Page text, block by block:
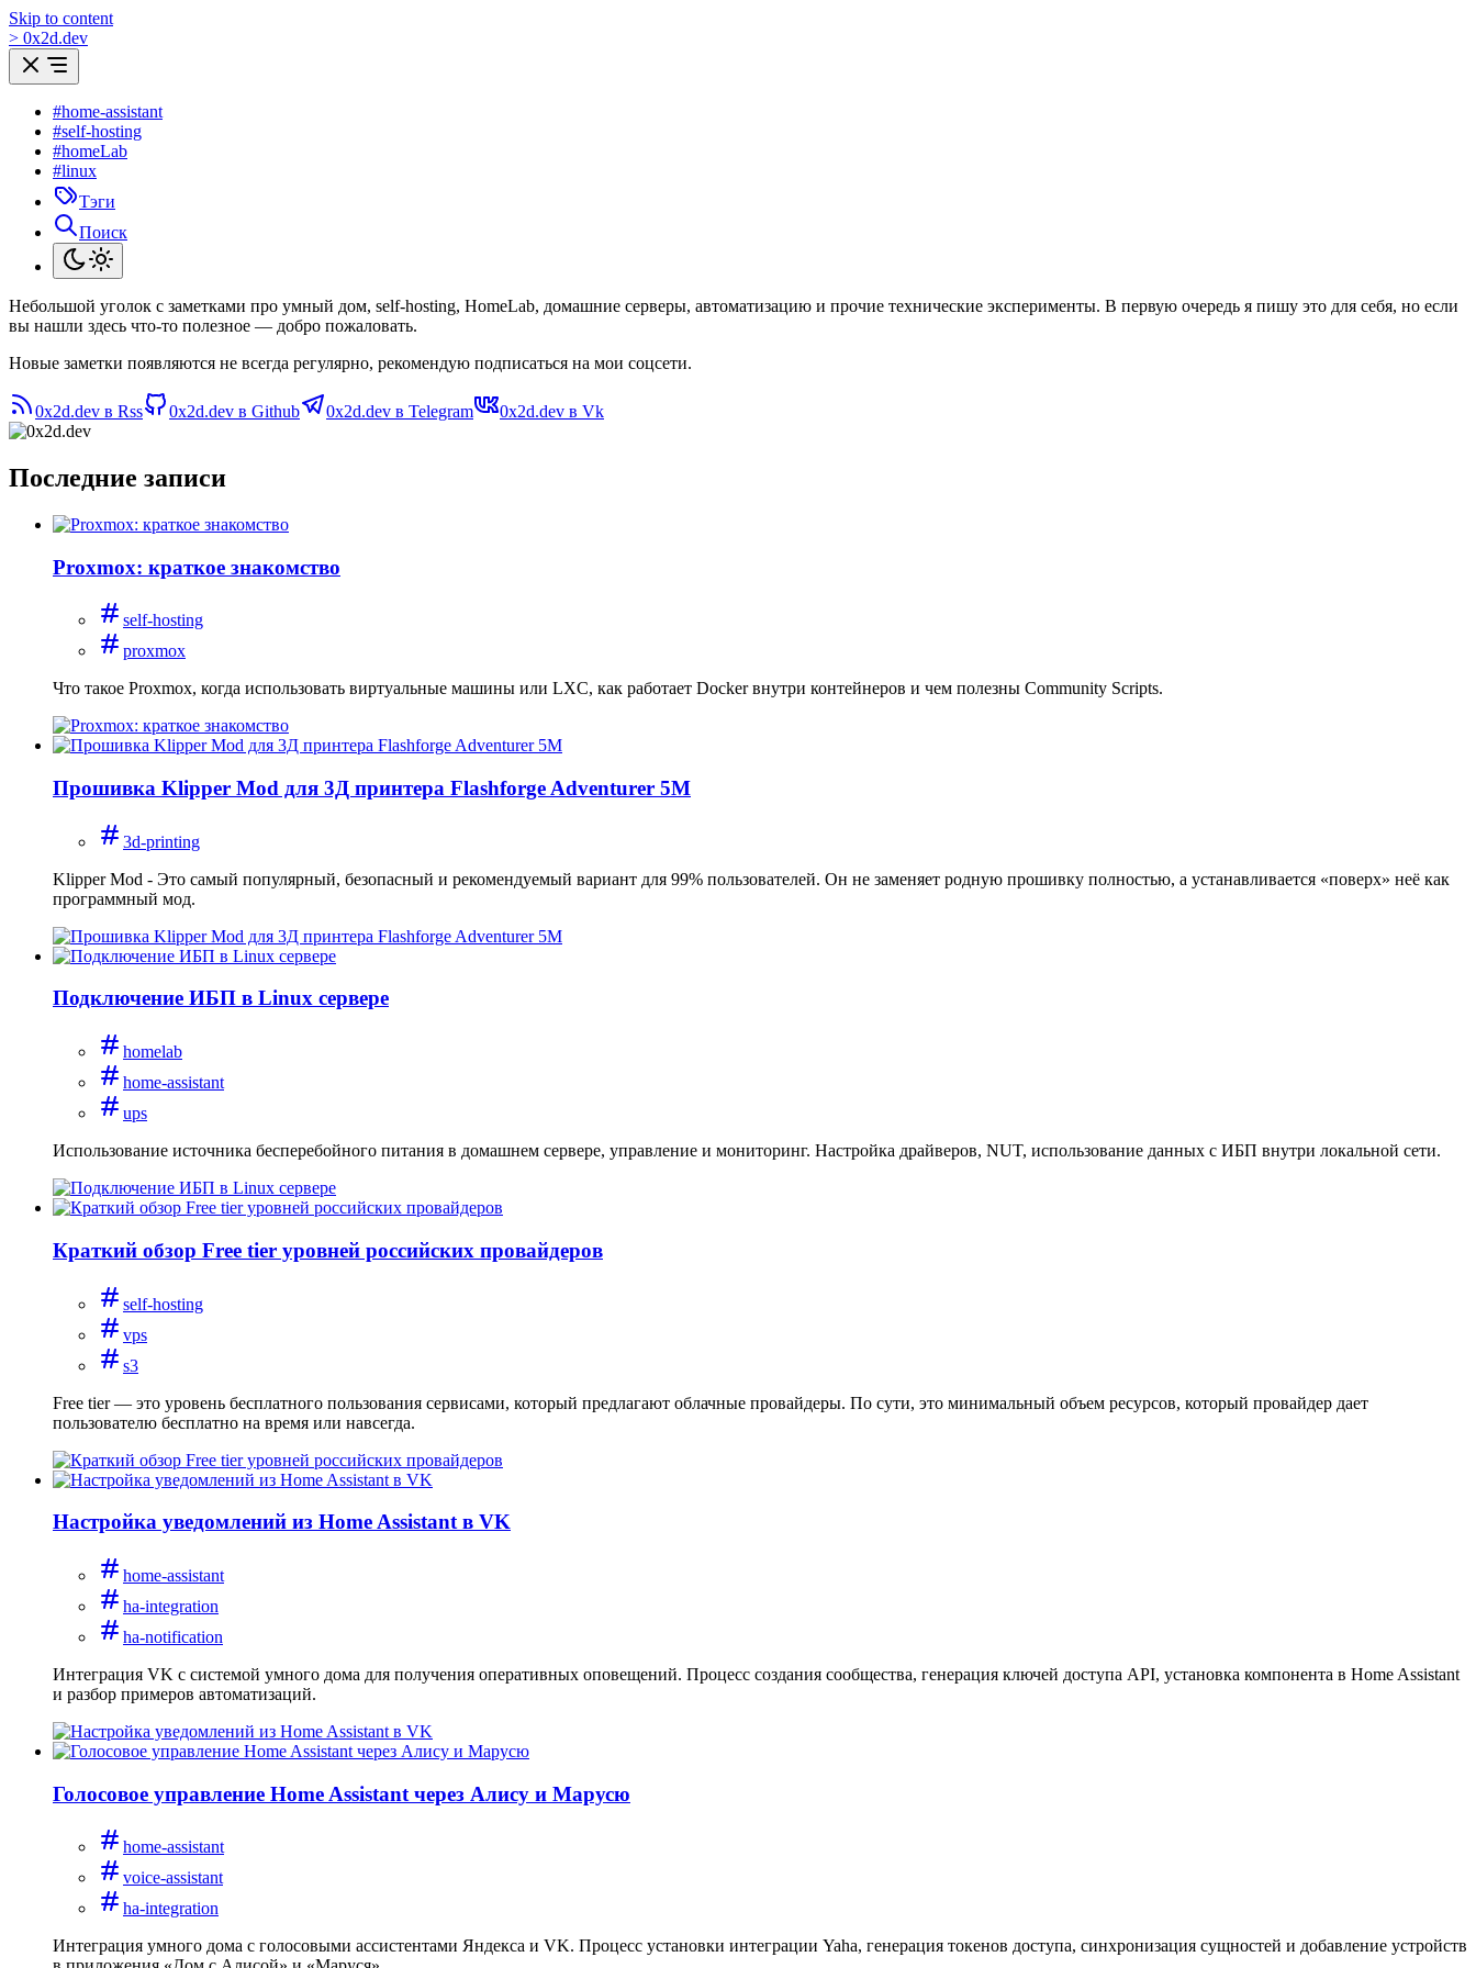
Skip to content
> 0x2d.dev
#home-assistant
#self-hosting
#homeLab
#linux
Тэги
Поиск
Небольшой уголок с заметками про умный дом, self-hosting, HomeLab, домашние серверы, автоматизацию и прочие технические эксперименты. В первую очередь я пишу это для себя, но если
вы нашли здесь что-то полезное — добро пожаловать.
Новые заметки появляются не всегда регулярно, рекомендую подписаться на мои соцсети.
0x2d.dev в Rss 0x2d.dev в Github 0x2d.dev в Telegram 0x2d.dev в Vk
Последние записи
Proxmox: краткое знакомство
self-hosting
proxmox
Что такое Proxmox, когда использовать виртуальные машины или LXC, как работает Docker внутри контейнеров и чем полезны Community Scripts.
Прошивка Klipper Mod для 3Д принтера Flashforge Adventurer 5M
3d-printing
Klipper Mod - Это самый популярный, безопасный и рекомендуемый вариант для 99% пользователей. Он не заменяет родную прошивку полностью, а устанавливается «поверх» неё как
программный мод.
Подключение ИБП в Linux сервере
homelab
home-assistant
ups
Использование источника бесперебойного питания в домашнем сервере, управление и мониторинг. Настройка драйверов, NUT, использование данных с ИБП внутри локальной сети.
Краткий обзор Free tier уровней российских провайдеров
self-hosting
vps
s3
Free tier — это уровень бесплатного пользования сервисами, который предлагают облачные провайдеры. По сути, это минимальный объем ресурсов, который провайдер дает
пользователю бесплатно на время или навсегда.
Настройка уведомлений из Home Assistant в VK
home-assistant
ha-integration
ha-notification
Интеграция VK с системой умного дома для получения оперативных оповещений. Процесс создания сообщества, генерация ключей доступа API, установка компонента в Home Assistant
и разбор примеров автоматизаций.
Голосовое управление Home Assistant через Алису и Марусю
home-assistant
voice-assistant
ha-integration
Интеграция умного дома с голосовыми ассистентами Яндекса и VK. Процесс установки интеграции Yaha, генерация токенов доступа, синхронизация сущностей и добавление устройств